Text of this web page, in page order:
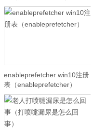
enableprefetcher win10注册
表（enableprefetcher）